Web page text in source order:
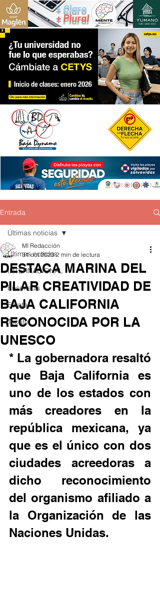
+ Claro
+ Plural
Entrada
Últimas noticias
INTERNACIONAL
Ensenada
Estatal
Tecate
Últimas noticias
DESTACA MARINA DEL
PILAR CREATIVIDAD DE
BAJA CALIFORNIA
RECONOCIDA POR LA
UNESCO
MI Redacción
31 oct 2023 2 min de lectura
* La gobernadora resaltó
que Baja California es
uno de los estados con
más creadores en la
república mexicana, ya
que es el único con dos
ciudades acreedoras a
dicho reconocimiento
del organismo afiliado a
la Organización de las
Naciones Unidas.